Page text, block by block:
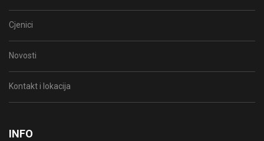
Cjenici
Novosti
Kontakt i lokacija
INFO